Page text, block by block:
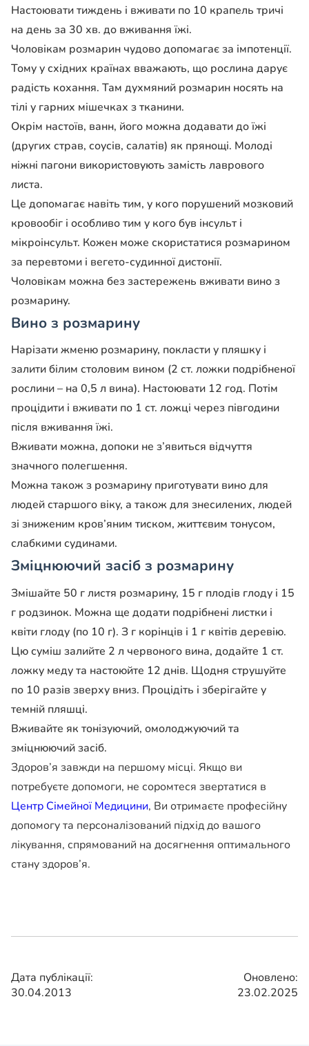
Настоювати тиждень і вживати по 10 крапель тричі
на день за 30 хв. до вживання їжі.
Чоловікам розмарин чудово допомагає за імпотенції.
Тому у східних країнах вважають, що рослина дарує
радість кохання. Там духмяний розмарин носять на
тілі у гарних мішечках з тканини.
Окрім настоїв, ванн, його можна додавати до їжі
(других страв, соусів, салатів) як прянощі. Молоді
ніжні пагони використовують замість лаврового
листа.
Це допомагає навіть тим, у кого порушений мозковий
кровообіг і особливо тим у кого був інсульт і
мікроінсульт. Кожен може скористатися розмарином
за перевтоми і вегето-судинної дистонії.
Чоловікам можна без застережень вживати вино з
розмарину.
Вино з розмарину
Нарізати жменю розмарину, покласти у пляшку і
залити білим столовим вином (2 ст. ложки подрібненої
рослини – на 0,5 л вина). Настоювати 12 год. Потім
процідити і вживати по 1 ст. ложці через півгодини
після вживання їжі.
Вживати можна, допоки не з’явиться відчуття
значного полегшення.
Можна також з розмарину приготувати вино для
людей старшого віку, а також для знесилених, людей
зі зниженим кров’яним тиском, життєвим тонусом,
слабкими судинами.
Зміцнюючий засіб з розмарину
Змішайте 50 г листя розмарину, 15 г плодів глоду і 15
г родзинок. Можна ще додати подрібнені листки і
квіти глоду (по 10 г). З г корінців і 1 г квітів деревію.
Цю суміш залийте 2 л червоного вина, додайте 1 ст.
ложку меду та настоюйте 12 днів. Щодня струшуйте
по 10 разів зверху вниз. Процідіть і зберігайте у
темній пляшці.
Вживайте як тонізуючий, омолоджуючий та
зміцнюючий засіб.
Здоров’я завжди на першому місці. Якщо ви
потребуєте допомоги, не соромтеся звертатися в
Центр Сімейної Медицини, Ви отримаєте професійну
допомогу та персоналізований підхід до вашого
лікування, спрямований на досягнення оптимального
стану здоров’я.
Дата публікації:
30.04.2013
Оновлено:
23.02.2025